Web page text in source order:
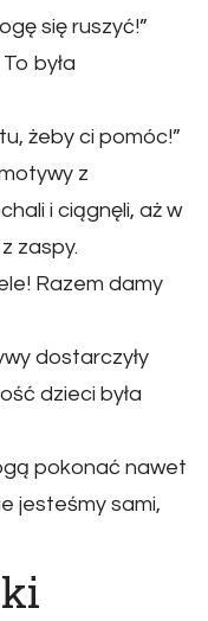
się ruszyć!”
była
żeby ci pomóc!”
z
i ciągnęli, aż w
zaspy.
Razem damy
dostarczyły
dzieci była
pokonać nawet
jesteśmy sami,